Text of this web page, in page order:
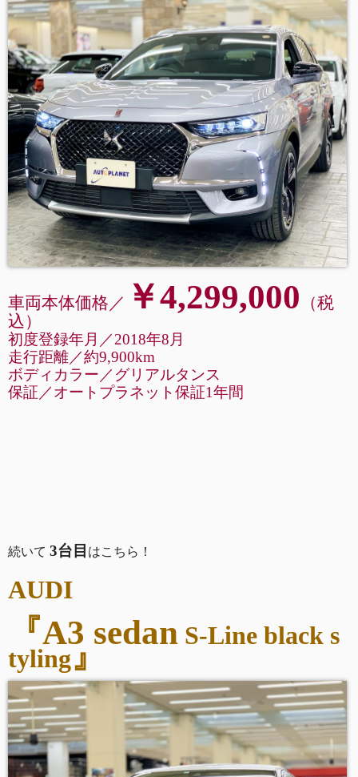
車両本体価格／ ￥4,299,000 （税
込）
初度登録年月／2018年8月
走行距離／約9,900km
ボディカラー／グリアルタンス
保証／オートプラネット保証1年間
続いて 3台目 はこちら！
AUDI
『A3 sedan S-Line black s
tyling』